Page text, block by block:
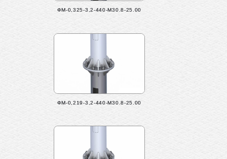
ФМ-0,325-3,2-440-М30.8-25.00
ФМ-0,219-3,2-440-М30.8-25.00